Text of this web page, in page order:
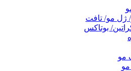
ژل مو/ تافت
بوتاکس
مو